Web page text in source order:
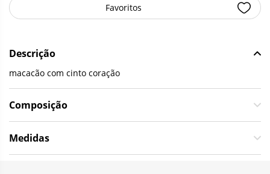
Favoritos
Descrição
macacão com cinto coração
Composição
Medidas